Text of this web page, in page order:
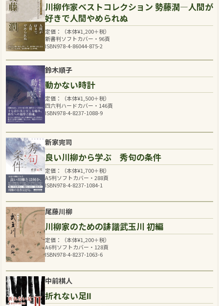
川柳作家ベストコレクション 勢藤潤―人間が
好きで人間やめられぬ
定価：（本体¥1,200＋税）
新書判ソフトカバー・96頁
ISBN978-4-86044-875-2
鈴木順子
動かない時計
定価：（本体¥1,500＋税）
四六判ハードカバー・146頁
ISBN978-4-8237-1088-9
新家完司
良い川柳から学ぶ 秀句の条件
定価：（本体¥1,700＋税）
A5判ソフトカバー・288頁
ISBN978-4-8237-1084-1
尾藤川柳
川柳家のための誹諧武玉川 初編
定価：（本体¥1,200＋税）
A6判ソフトカバー・128頁
ISBN978-4-8237-1063-6
中前棋人
折れない足Ⅱ